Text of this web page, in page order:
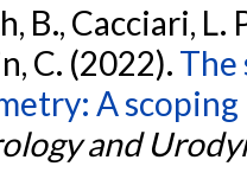
B., Cacciari, L.
C. (2022). The
A
and